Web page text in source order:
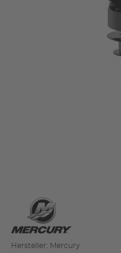
Hersteller: Mercury